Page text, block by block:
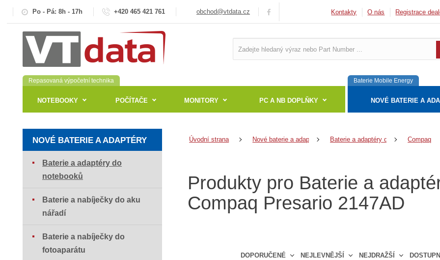
Po - Pá: 8h - 17h +420 465 421 761 obchod@vtdata.cz Kontakty O nás Registrace
Repasovaná výpočetní technika
NOTEBOOKY POČÍTAČE MONITORY PC A NB DOPLŇKY
Baterie Mobile Energy
NOVÉ BATERIE A
Úvodní strana Nové baterie a adaptéry Baterie a adaptéry do notebooků
Compaq
Produkty pro Baterie a
Compaq Presario 2147AD
DOPORUČENÉ NEJLEVNĚJŠÍ NEJDRAŽŠÍ
NOVÉ BATERIE A ADAPTÉRY
Baterie a adaptéry do
notebooků
Baterie a nabíječky do aku
nářadí
Baterie a nabíječky do
fotoaparátu